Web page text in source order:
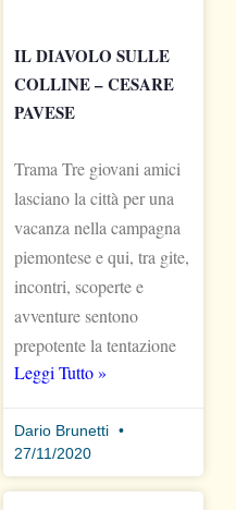
IL DIAVOLO SULLE
COLLINE – CESARE
PAVESE
Trama Tre giovani amici
lasciano la città per una
vacanza nella campagna
piemontese e qui, tra gite,
incontri, scoperte e
avventure sentono
prepotente la tentazione
Leggi Tutto »
Dario Brunetti
27/11/2020